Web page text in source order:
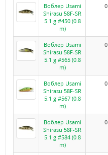
Воблер Usami
Shirasu 58F-SR
5.1 g #450 (0.8
m)
0
Воблер Usami
Shirasu 58F-SR
5.1 g #565 (0.8
m)
0
Воблер Usami
Shirasu 58F-SR
5.1 g #567 (0.8
m)
0
Воблер Usami
Shirasu 58F-SR
5.1 g #584 (0.8
m)
0